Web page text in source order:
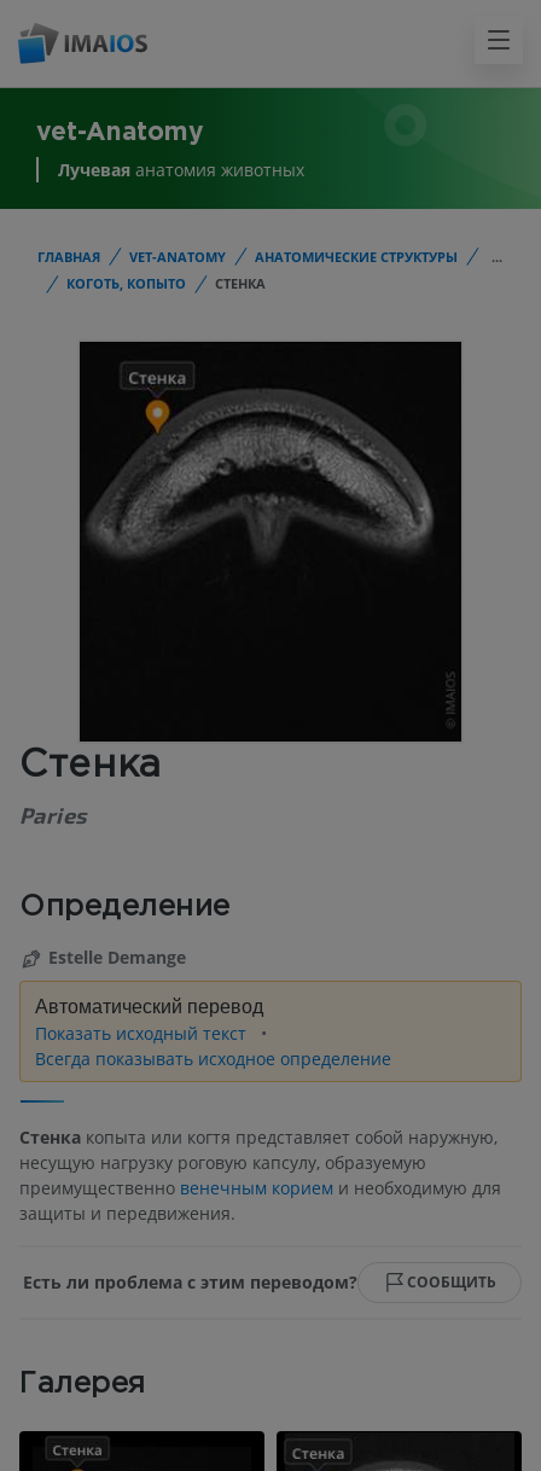
vet-Anatomy
Лучевая анатомия животных
ГЛАВНАЯ VET-ANATOMY АНАТОМИЧЕСКИЕ СТРУКТУРЫ
...
КОГОТЬ, КОПЫТО
СТЕНКА
Стенка
Paries
Определение
Estelle Demange
Автоматический перевод
Показать исходный текст
Всегда показывать исходное определение
Стенка копыта или когтя представляет собой наружную,
несущую нагрузку роговую капсулу, образуемую
преимущественно венечным корием и необходимую для
защиты и передвижения.
Есть ли проблема с этим переводом? СООБЩИТЬ
Галерея